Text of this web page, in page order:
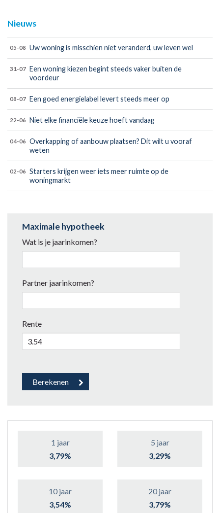
Nieuws
05-08 Uw woning is misschien niet veranderd, uw leven wel
31-07 Een woning kiezen begint steeds vaker buiten de
voordeur
08-07 Een goed energielabel levert steeds meer op
22-06 Niet elke financiële keuze hoeft vandaag
04-06
Overkapping of aanbouw plaatsen? Dit wilt u vooraf
weten
02-06
Starters krijgen weer iets meer ruimte op de
woningmarkt
Maximale hypotheek
Wat is je jaarinkomen?
Partner jaarinkomen?
Rente
1 jaar
3,79%
5 jaar
3,29%
10 jaar
3,54%
20 jaar
3,79%